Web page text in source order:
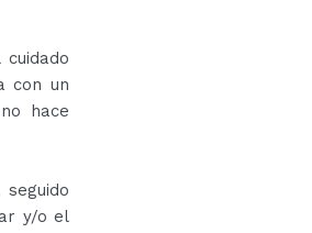
con un
hace
y/o el